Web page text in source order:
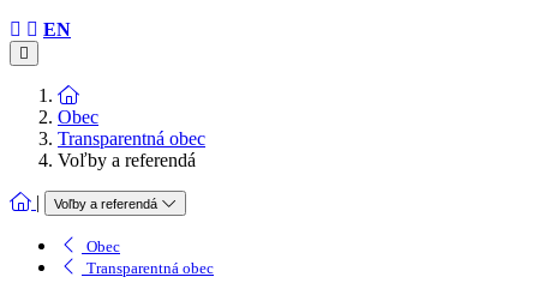
EN
Obec
Transparentná obec
Voľby a referendá
| Voľby a referendá
Obec
Transparentná obec